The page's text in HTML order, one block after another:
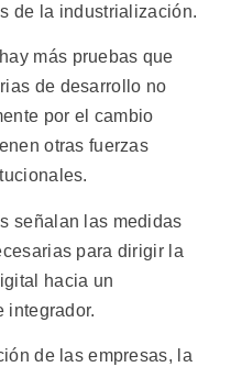
de la industrialización.
más pruebas que
de desarrollo no
por el cambio
otras fuerzas
señalan las medidas
para dirigir la
hacia un
integrador.
de las empresas, la